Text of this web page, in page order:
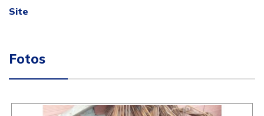
Site
Fotos